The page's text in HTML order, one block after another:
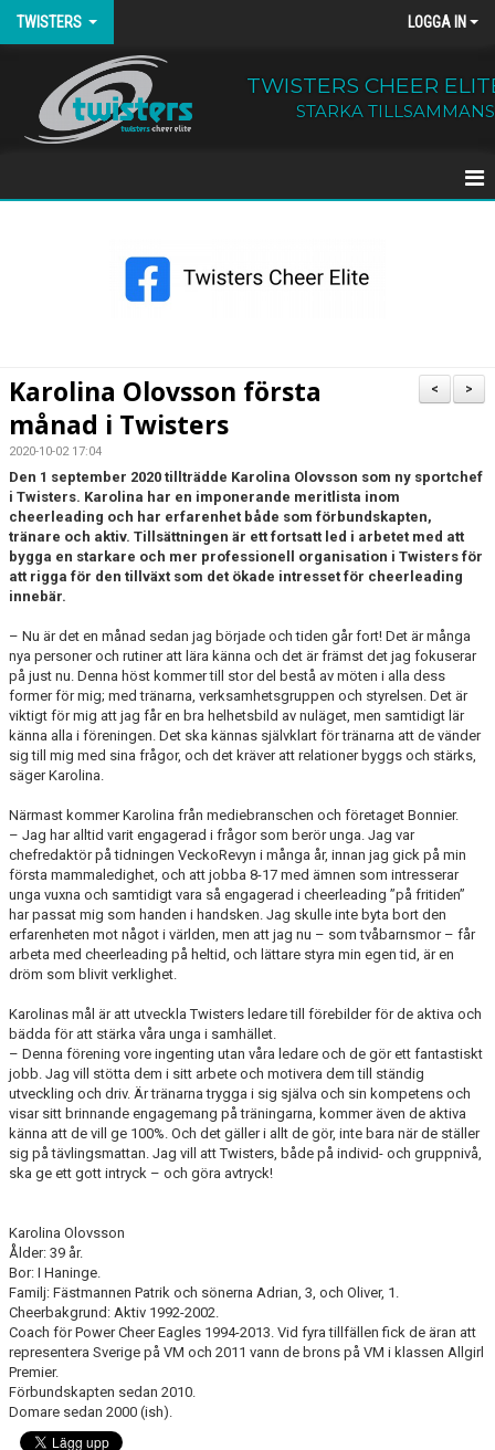
TWISTERS LOGGA IN
TWISTERS CHEER
STARKA TILLSAMMANS
KALENDER
EXTRATRÄNING
KLÄDER & MERCH
>
<
Karolina Olovsson första
månad i Twisters
2020-10-02 17:04
Den 1 september 2020 tillträdde Karolina Olovsson som ny sportchef
i Twisters. Karolina har en imponerande meritlista inom
cheerleading och har erfarenhet både som förbundskapten,
tränare och aktiv. Tillsättningen är ett fortsatt led i arbetet med att
bygga en starkare och mer professionell organisation i Twisters för
att rigga för den tillväxt som det ökade intresset för cheerleading
innebär.
– Nu är det en månad sedan jag började och tiden går fort! Det är många
nya personer och rutiner att lära känna och det är främst det jag fokuserar
på just nu. Denna höst kommer till stor del bestå av möten i alla dess
former för mig; med tränarna, verksamhetsgruppen och styrelsen. Det är
viktigt för mig att jag får en bra helhetsbild av nuläget, men samtidigt lär
känna alla i föreningen. Det ska kännas självklart för tränarna att de vänder
sig till mig med sina frågor, och det kräver att relationer byggs och stärks,
säger Karolina.
Närmast kommer Karolina från mediebranschen och företaget Bonnier.
– Jag har alltid varit engagerad i frågor som berör unga. Jag var
chefredaktör på tidningen VeckoRevyn i många år, innan jag gick på min
första mammaledighet, och att jobba 8-17 med ämnen som intresserar
unga vuxna och samtidigt vara så engagerad i cheerleading ”på fritiden”
har passat mig som handen i handsken. Jag skulle inte byta bort den
erfarenheten mot något i världen, men att jag nu – som tvåbarnsmor – får
arbeta med cheerleading på heltid, och lättare styra min egen tid, är en
dröm som blivit verklighet.
Karolinas mål är att utveckla Twisters ledare till förebilder för de aktiva och
bädda för att stärka våra unga i samhället.
– Denna förening vore ingenting utan våra ledare och de gör ett fantastiskt
jobb. Jag vill stötta dem i sitt arbete och motivera dem till ständig
utveckling och driv. Är tränarna trygga i sig själva och sin kompetens och
visar sitt brinnande engagemang på träningarna, kommer även de aktiva
känna att de vill ge 100%. Och det gäller i allt de gör, inte bara när de ställer
sig på tävlingsmattan. Jag vill att Twisters, både på individ- och gruppnivå,
ska ge ett gott intryck – och göra avtryck!
Karolina Olovsson
Ålder: 39 år.
Bor: I Haninge.
Familj: Fästmannen Patrik och sönerna Adrian, 3, och Oliver, 1.
Cheerbakgrund: Aktiv 1992-2002.
Coach för Power Cheer Eagles 1994-2013. Vid fyra tillfällen fick de äran att
representera Sverige på VM och 2011 vann de brons på VM i klassen Allgirl
Premier.
Förbundskapten sedan 2010.
Domare sedan 2000 (ish).